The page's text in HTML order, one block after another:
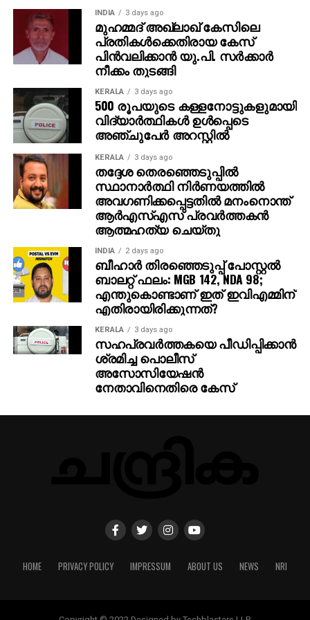
നായകനായും പൃഥ്വിരാജ് സുകുമാരന്‍ വില്ലനായും
എത്തുന്ന പുതിയ ചിത്രത്തിന്റെ ഒരുക്കങ്ങളിലാണ്.
അതേസമയം, ബാഹുബലി ഒന്നും രണ്ടും ഭാഗങ്ങളും
ചേര്‍ത്ത ‘ദി എപ്പിക്ക്’ തിയറ്ററുകളില്‍ ആവേശം
സൃഷ്ടിച്ചുകൊണ്ടിരിക്കുകയാണ്.
INDIA 3 days ago
മുഹമ്മദ് അഖ്‌ലാഖ് കേസിലെ
പ്രതികള്‍ക്കെതിരായ കേസ്
പിന്‍വലിക്കാന്‍ യു.പി. സര്‍ക്കാര്‍
നീക്കം തുടങ്ങി
KERALA 3 days ago
500 രൂപയുടെ കള്ളനോട്ടുകളുമായി
വിദ്യാര്‍ത്ഥികള്‍ ഉള്‍പ്പെടെ
അഞ്ചുപേര്‍ അറസ്റ്റില്‍
KERALA 3 days ago
തദ്ദേശ തെരഞ്ഞെടുപ്പില്‍
സ്ഥാനാര്‍ത്ഥി നിര്‍ണയത്തില്‍
അവഗണിക്കപ്പെട്ടതില്‍ മനംനൊന്ത്
ആര്‍എസ്എസ് പ്രവര്‍ത്തകന്‍
ആത്മഹത്യ ചെയ്തു
INDIA 2 days ago
ബീഹാർ തിരഞ്ഞെടുപ്പ് പോസ്റ്റൽ
ബാലറ്റ് ഫലം: MGB 142, NDA 98;
എന്തുകൊണ്ടാണ് ഇത് ഇവിഎമ്മിന്
എതിരായിരിക്കുന്നത്?
KERALA 3 days ago
സഹപ്രവര്‍ത്തകയെ പീഡിപ്പിക്കാന്‍
ശ്രമിച്ച പൊലീസ്
അസോസിയേഷന്‍
നേതാവിനെതിരെ കേസ്
HOME PRIVACY POLICY IMPRESSUM ABOUT US NEWS NRI